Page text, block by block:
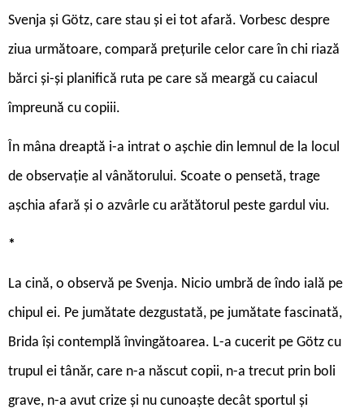
Svenja și Götz, care stau și ei tot afară. Vorbesc despre
ziua următoare, compară prețurile celor care în chi ­riază
bărci și-și planifică ruta pe care să meargă cu caiacul
împreună cu copiii.
În mâna dreaptă i-a intrat o așchie din lemnul de la locul
de observație al vânătorului. Scoate o pensetă, trage
așchia afară și o azvârle cu arătătorul peste gardul viu.
*
La cină, o observă pe Svenja. Nicio umbră de îndo ială pe
chipul ei. Pe jumătate dezgustată, pe jumătate fascinată,
Brida își contemplă învingătoarea. L-a cucerit pe Götz cu
trupul ei tânăr, care n-a născut copii, n-a trecut prin boli
grave, n-a avut crize și nu cunoaște decât sportul și